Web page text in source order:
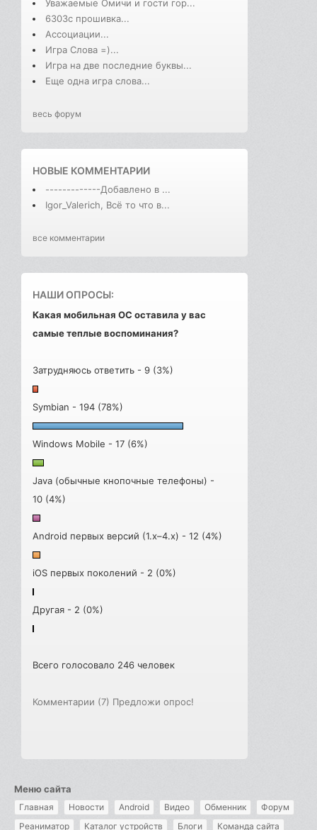
Уважаемые Омичи и гости гор...
6303с прошивка...
Ассоциации...
Игра Слова =)...
Игра на две последние буквы...
Еще одна игра слова...
весь форум
НОВЫЕ КОММЕНТАРИИ
-------------Добавлено в ...
Igor_Valerich, Всё то что в...
все комментарии
НАШИ ОПРОСЫ:
Какая мобильная ОС оставила у вас
самые теплые воспоминания?
Затрудняюсь ответить - 9 (3%)
Symbian - 194 (78%)
Windows Mobile - 17 (6%)
Java (обычные кнопочные телефоны) -
10 (4%)
Android первых версий (1.x–4.x) - 12 (4%)
iOS первых поколений - 2 (0%)
Другая - 2 (0%)
Всего голосовало 246 человек
Комментарии (7) Предложи опрос!
Меню сайта
Главная Новости Android Видео Обменник
Форум
Реаниматор
Каталог устройств Блоги Команда сайта